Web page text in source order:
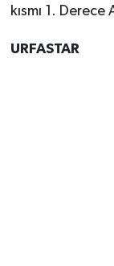
kısmı 1.
URFASTAR